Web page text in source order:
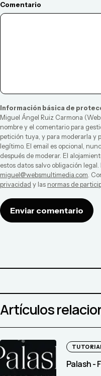
Comentario
Información básica de
Miguel Ángel Ruiz Carmona (
nombre y el comentario para
petición tuya, y para moderarla y
legítimo. El email es opcional,
después de moderar. El
estos datos salvo obligación
miguel@websmultimedia.com.
privacidad y las normas de
Enviar comentario
Artículos
Palash -